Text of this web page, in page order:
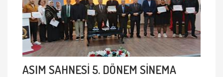
ASIM SAHNESİ 5. DÖNEM SİNEMA